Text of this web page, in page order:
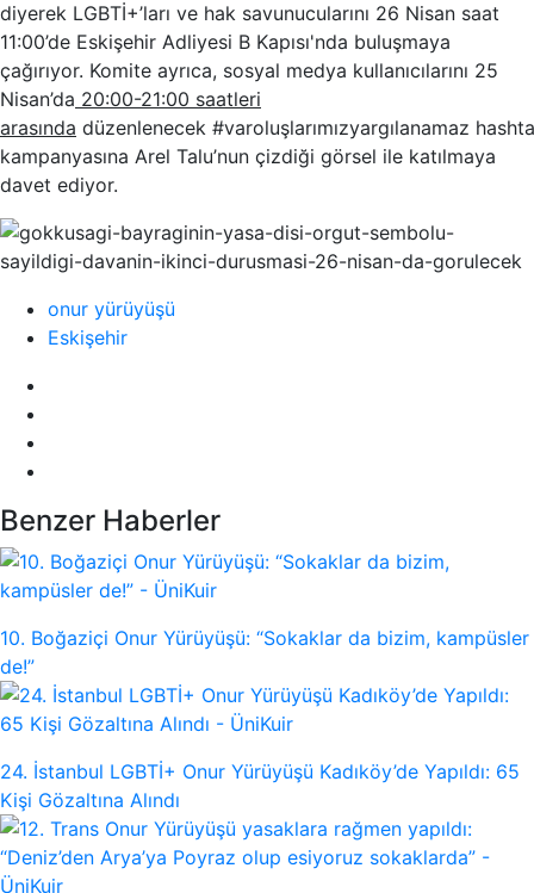
diyerek LGBTİ+’ları ve hak savunucularını 26 Nisan saat
11:00’de Eskişehir Adliyesi B Kapısı'nda buluşmaya
çağırıyor. Komite ayrıca, sosyal medya kullanıcılarını 25
Nisan’da 20:00-21:00 saatleri
arasında düzenlenecek #varoluşlarımızyargılanamaz
kampanyasına Arel Talu’nun çizdiği görsel ile katılmaya
davet ediyor.
onur yürüyüşü
Eskişehir
Benzer Haberler
10. Boğaziçi Onur Yürüyüşü: “Sokaklar da bizim, kampüsler
de!”
24. İstanbul LGBTİ+ Onur Yürüyüşü Kadıköy’de Yapıldı: 65
Kişi Gözaltına Alındı